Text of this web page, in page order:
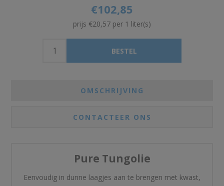
€102,85
prijs €20,57 per 1 liter(s)
OMSCHRIJVING
CONTACTEER ONS
Pure Tungolie
Eenvoudig in dunne laagjes aan te brengen met kwast,